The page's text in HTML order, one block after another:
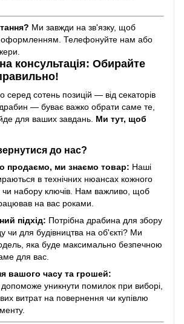
Ми завжди на зв'язку, щоб
оформленням. Телефонуйте нам або
консультація: Обирайте
сотень позицій — від секаторів
— буває важко обрати саме те,
для ваших завдань. Ми тут, щоб
до нас?
продаємо, ми знаємо товар: Наші
в технічних нюансах кожного
набору ключів. Нам важливо, щоб
на вас роками.
підхід: Потрібна драбина для збору
чи для будівництва на об'єкті? Ми
яка буде максимально безпечною
для вас.
вашого часу та грошей:
допоможе уникнути помилок при виборі,
витрат на повернення чи купівлю